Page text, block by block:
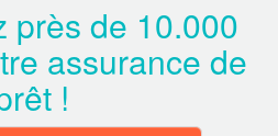
près de 10.000
assurance de
!